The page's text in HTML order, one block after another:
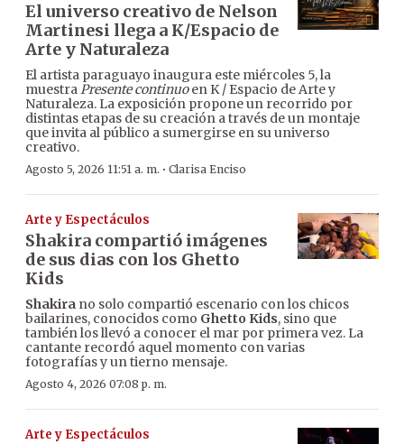
El universo creativo de Nelson
Martinesi llega a K/Espacio de
Arte y Naturaleza
El artista paraguayo inaugura este miércoles 5, la
muestraPresente continuoen K / Espacio de Arte y
Naturaleza. La exposición propone un recorrido por
distintas etapas de su creación a través de un montaje
que invita al público a sumergirse en su universo
creativo.
Agosto 5, 2026 11:51 a. m. · Clarisa Enciso
Arte y Espectáculos
Shakira compartió imágenes
de sus dias con los Ghetto
Kids
Shakira no solo compartió escenario con los chicos
bailarines, conocidos como Ghetto Kids, sino que
también los llevó a conocer el mar por primera vez. La
cantante recordó aquel momento con varias
fotografías y un tierno mensaje.
Agosto 4, 2026 07:08 p. m.
Arte y Espectáculos